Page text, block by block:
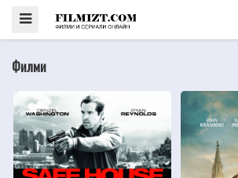
Филми